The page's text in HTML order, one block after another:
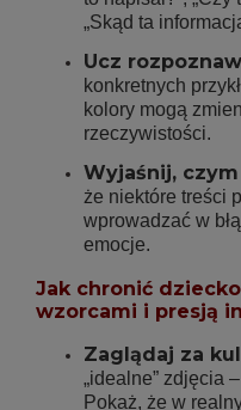
„Skąd ta
Ucz
konkretnych
kolory mogą
rzeczywistości.
Wyjaśnij,
że niektóre treści
wprowadzać w
emocje.
Jak chronić
wzorcami i presją
Zaglądaj za
„idealne” zdjęcia
Pokaż, że w